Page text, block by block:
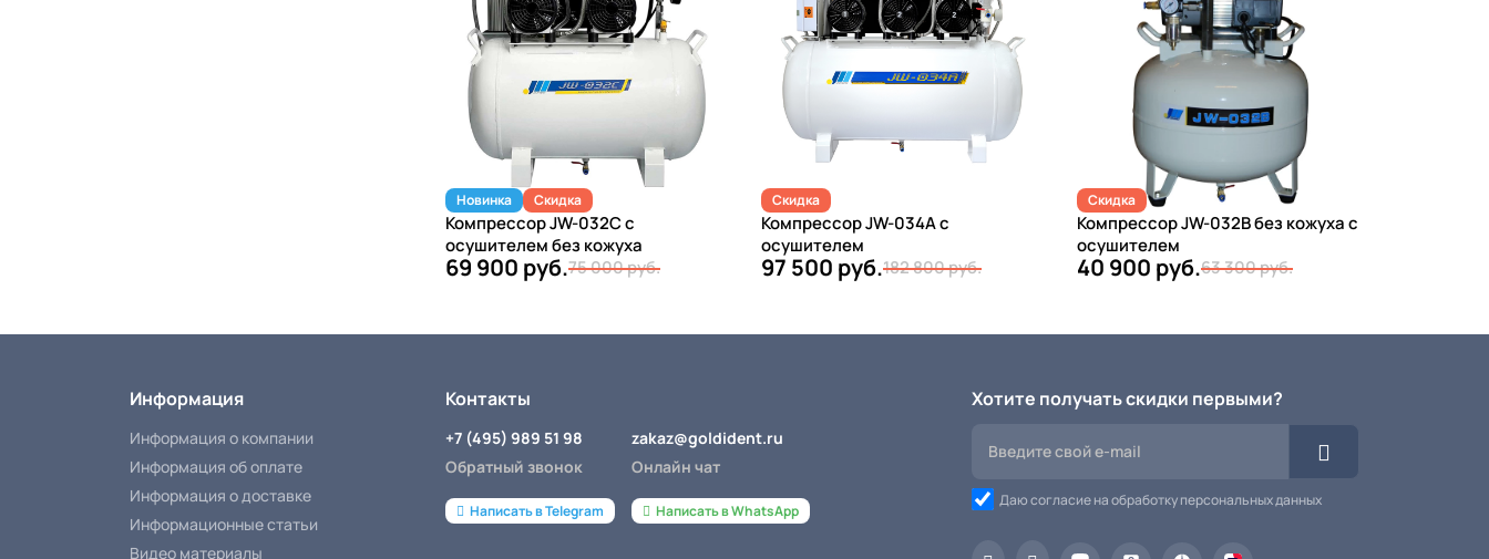
Новинка Скидка
Компрессор JW-032C с
осушителем без кожуха
69 900 руб.75 000 руб.
Скидка
Компрессор JW-034А с
осушителем
97 500 руб.182 800 руб.
Скидка
Компрессор JW-032B без кожуха с
осушителем
40 900 руб.63 300 руб.
Информация
Информация о компании
Информация об оплате
Информация о доставке
Информационные статьи
Видео материалы
Контакты
+7 (495) 989 51 98
Обратный звонок
Написать в Telegram
zakaz@goldident.ru
Онлайн чат
Написать в WhatsApp
Хотите получать скидки первыми?
Даю согласие на обработку персональных данных